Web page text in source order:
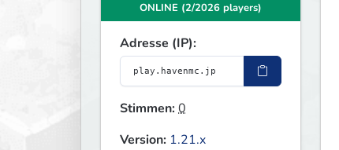
ONLINE (2/2026 players)
Adresse (IP):
Stimmen:0
Version: 1.21.x